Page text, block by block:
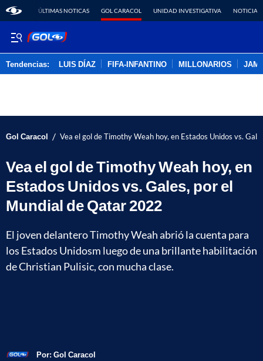
ÚLTIMAS NOTICAS GOL CARACOL UNIDAD INVESTIGATIVA NOTICIAS
Tendencias: LUIS DÍAZ FIFA-INFANTINO MILLONARIOS
Gol Caracol / Vea el gol de Timothy Weah hoy, en Estados Unidos vs.
Vea el gol de Timothy Weah hoy, en
Estados Unidos vs. Gales, por el
Mundial de Qatar 2022
El joven delantero Timothy Weah abrió la cuenta para
los Estados Unidosm luego de una brillante habilitación
de Christian Pulisic, con mucha clase.
Por: Gol Caracol